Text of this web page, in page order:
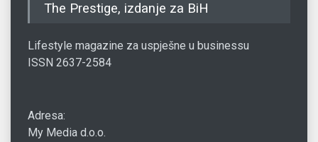
The Prestige, izdanje za BiH
Lifestyle magazine za uspješne u businessu
ISSN 2637-2584
Adresa:
My Media d.o.o.